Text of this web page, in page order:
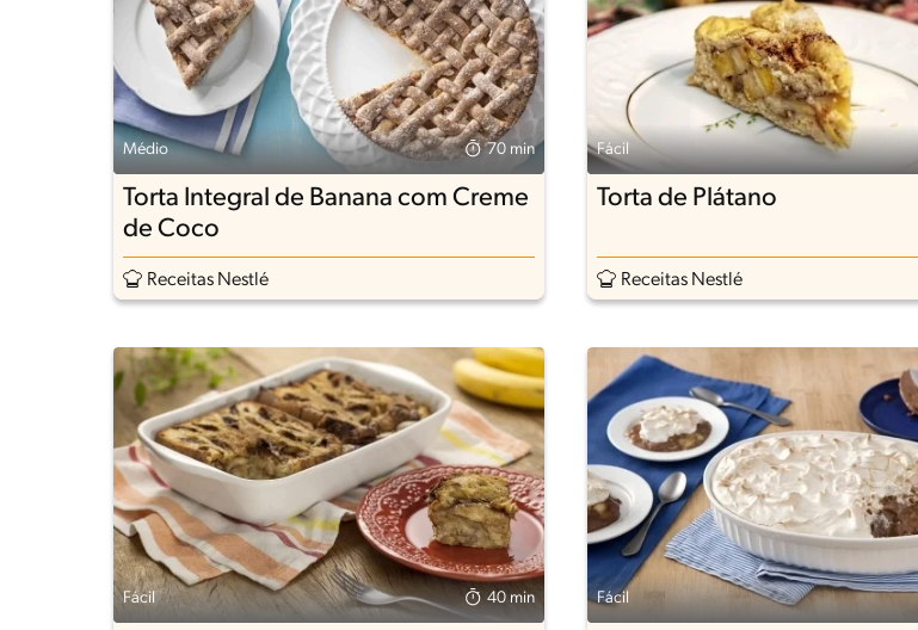
Médio 70 min
Torta Integral de Banana com Creme
de Coco
Receitas Nestlé
Fácil
Torta de Plátano
Receitas Nestlé
Fácil 40 min Fácil